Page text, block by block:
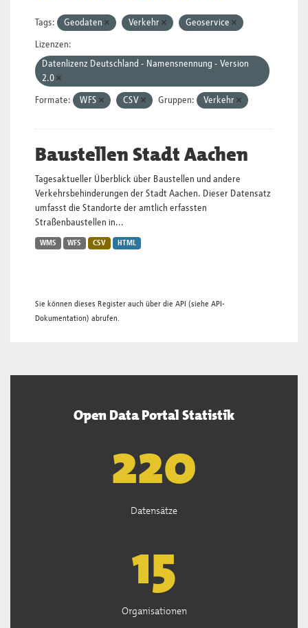
Tags: Geodaten Verkehr Geoservice
Lizenzen:
Datenlizenz Deutschland - Namensnennung - Version
2.0
Formate: WFS CSV Gruppen: Verkehr
Baustellen Stadt Aachen
Tagesaktueller Überblick über Baustellen und andere
Verkehrsbehinderungen der Stadt Aachen. Dieser Datensatz
umfasst die Standorte der amtlich erfassten
Straßenbaustellen in...
WMS WFS CSV HTML
Sie können dieses Register auch über die API (siehe API-
Dokumentation) abrufen.
Open Data Portal Statistik
221
Datensätze
15
Organisationen